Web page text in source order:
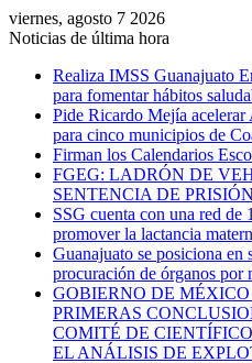
viernes, agosto 7 2026
Noticias de última hora
Realiza IMSS Guanajuato
para fomentar hábitos
Pide Ricardo Mejía
para cinco municipios de
Firman los Calendarios
FGEG: LADRÓN DE
SENTENCIA DE
SSG cuenta con una red de
promover la lactancia
Guanajuato se posiciona en
procuración de órganos por
GOBIERNO DE
PRIMERAS
COMITÉ DE
EL ANÁLISIS DE